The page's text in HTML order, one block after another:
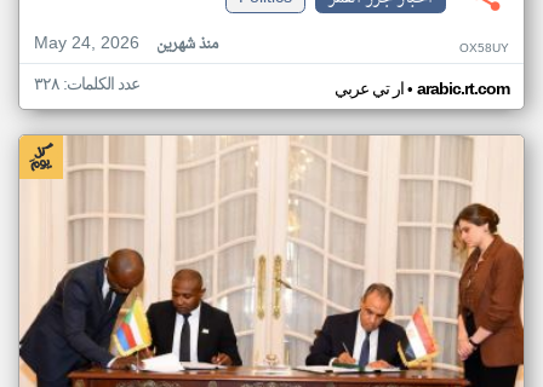
May 24, 2026
منذ شهرين OX58UY
ار تي عربي• arabic.rt.com عدد الكلمات: ٣٢٨